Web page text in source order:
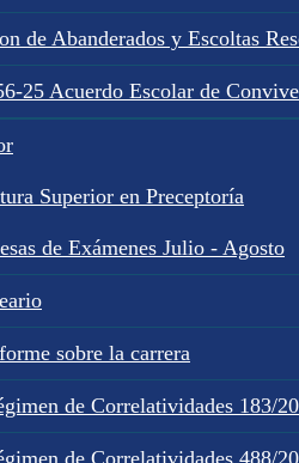
de Abanderados y Escoltas
25 Acuerdo Escolar de
Superior en Preceptoría
de Exámenes Julio - Agosto
sobre la carrera
de Correlatividades 183/
de Correlatividades 488/